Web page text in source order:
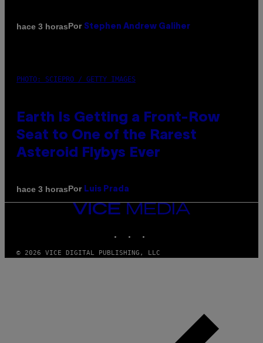
hace 3 horasPor Stephen Andrew Galiher
PHOTO: SCIEPRO / GETTY IMAGES
Earth Is Getting a Front-Row
Seat to One of the Rarest
Asteroid Flybys Ever
hace 3 horasPor Luis Prada
VICE
© 2026 VICE DIGITAL PUBLISHING, LLC